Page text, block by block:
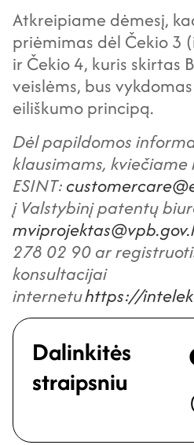
Atkreipiame dėmesį,
priėmimas dėl Čekio 3
ir Čekio 4, kuris skirtas
veislėms, bus
eiliškumo principą.
Dėl papildomos
klausimams,
ESINT:
į Valstybinį patentų
278 02 90 ar
konsultacijai
internetuhttps://
Dalinkitės
straipsniu